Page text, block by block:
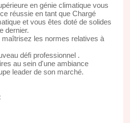
en génie climatique vous
réussie en tant que Chargé
et vous êtes doté de solides
dernier.
les normes relatives à
défi professionnel .
au sein d'une ambiance
leader de son marché.